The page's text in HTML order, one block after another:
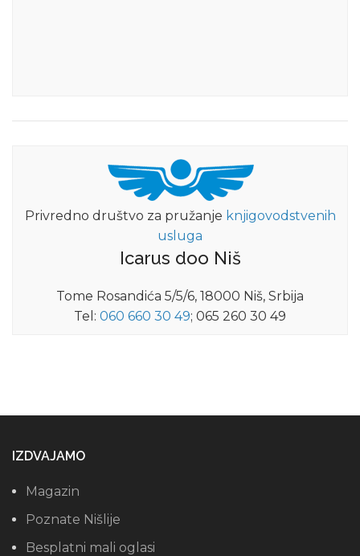
Privredno društvo za pružanje knjigovodstvenih
usluga
Icarus doo Niš
Tome Rosandića 5/5/6, 18000 Niš, Srbija
Tel: 060 660 30 49; 065 260 30 49
IZDVAJAMO
Magazin
Poznate Nišlije
Besplatni mali oglasi